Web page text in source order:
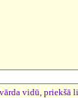
vidū, priekšā